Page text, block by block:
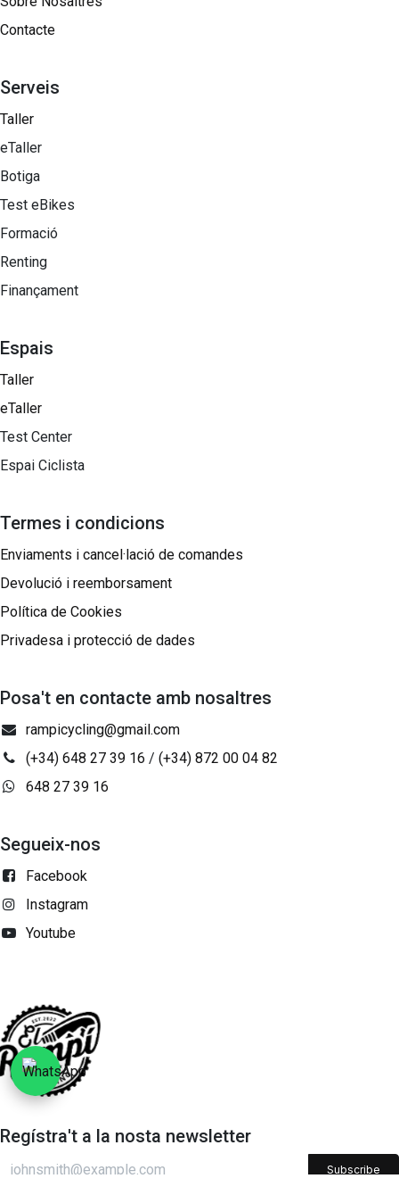
Contacte
Serveis
Taller
eTaller
Botiga
Test eBikes
Formació
Renting
Finançament
Espais
Taller
eTaller
Test Center
Espai Ciclista
Termes i condicions
Enviaments i cancel·lació de comandes
Devolució i reemborsament
Política de Cookies
Privadesa i protecció de dades
Posa't en contacte amb nosaltres
rampicycling@gmail.com
(+34) 648 27 39 16 / (+34) 872 00 04 82
648 27 39 16
Segueix-nos
Facebook
Instagram
Youtube
Regístra't a la nosta newsletter
Subscribe